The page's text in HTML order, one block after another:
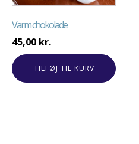
Varm chokolade
45,00 kr.
TILFØJ TIL KURV